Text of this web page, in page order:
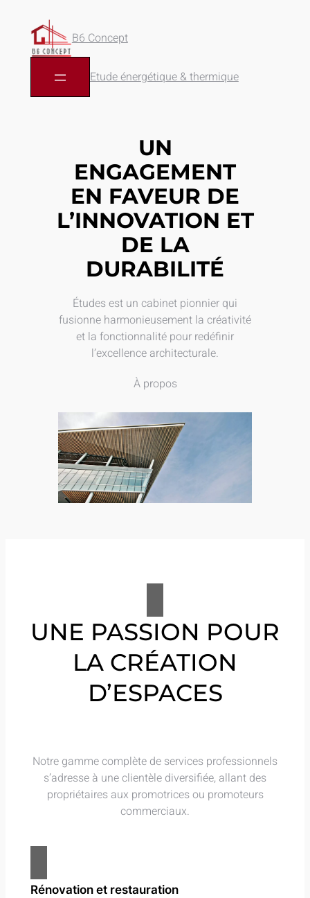
B6 Concept
Etude énergétique & thermique
UN
ENGAGEMENT
EN FAVEUR DE
L’INNOVATION ET
DE LA
DURABILITÉ
Études est un cabinet pionnier qui
fusionne harmonieusement la créativité
et la fonctionnalité pour redéfinir
l’excellence architecturale.
À propos
UNE PASSION POUR
LA CRÉATION
D’ESPACES
Notre gamme complète de services professionnels
s’adresse à une clientèle diversifiée, allant des
propriétaires aux promotrices ou promoteurs
commerciaux.
Rénovation et restauration